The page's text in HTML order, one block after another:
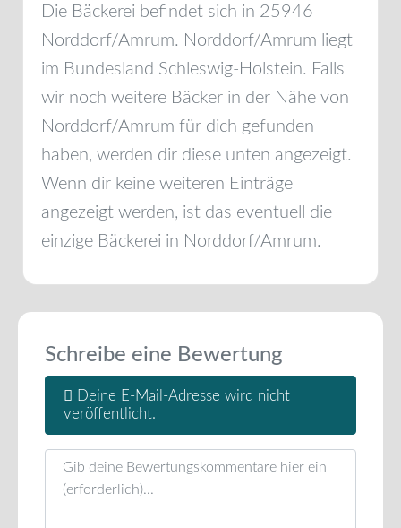
Die Bäckerei befindet sich in 25946
Norddorf/Amrum. Norddorf/Amrum liegt
im Bundesland Schleswig-Holstein. Falls
wir noch weitere Bäcker in der Nähe von
Norddorf/Amrum für dich gefunden
haben, werden dir diese unten angezeigt.
Wenn dir keine weiteren Einträge
angezeigt werden, ist das eventuell die
einzige Bäckerei in Norddorf/Amrum.
Schreibe eine Bewertung
Deine E-Mail-Adresse wird nicht
veröffentlicht.
Rezensionstext